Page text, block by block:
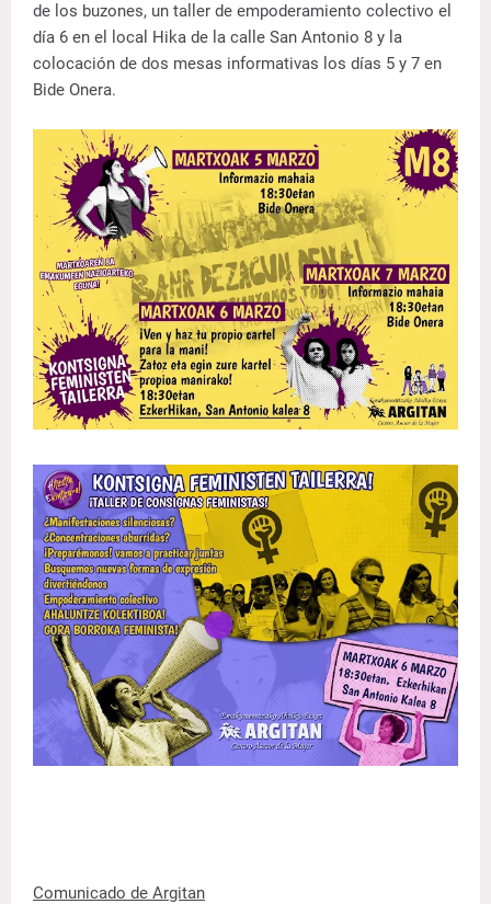
de los buzones, un taller de empoderamiento colectivo el
día 6 en el local Hika de la calle San Antonio 8 y la
colocación de dos mesas informativas los días 5 y 7 en
Bide Onera.
Comunicado de Argitan